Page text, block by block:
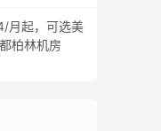
月起，可选美
柏林机房